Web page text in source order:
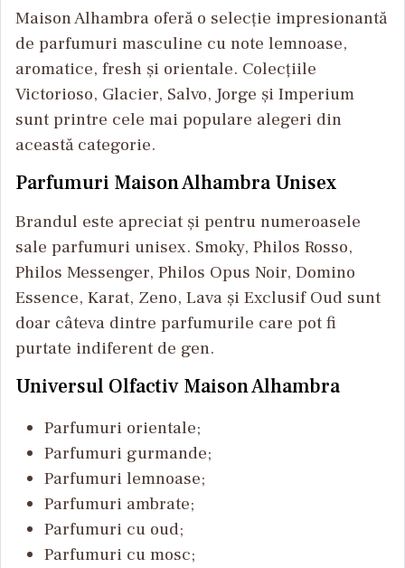
Maison Alhambra oferă o selecție impresionantă
de parfumuri masculine cu note lemnoase,
aromatice, fresh și orientale. Colecțiile
Victorioso, Glacier, Salvo, Jorge și Imperium
sunt printre cele mai populare alegeri din
această categorie.
Parfumuri Maison Alhambra Unisex
Brandul este apreciat și pentru numeroasele
sale parfumuri unisex. Smoky, Philos Rosso,
Philos Messenger, Philos Opus Noir, Domino
Essence, Karat, Zeno, Lava și Exclusif Oud sunt
doar câteva dintre parfumurile care pot fi
purtate indiferent de gen.
Universul Olfactiv Maison Alhambra
Parfumuri orientale;
Parfumuri gurmande;
Parfumuri lemnoase;
Parfumuri ambrate;
Parfumuri cu oud;
Parfumuri cu mosc;